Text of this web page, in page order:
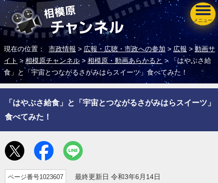
メニュー
現在の位置： 市政情報 >広報・広聴・市政への参加 >広報 >動画サ
イト>相模原チャンネル > 相模原・動画あらかると > 「はやぶさ給
食」と「宇宙とつながるさがみはらスイーツ」食べてみた！
「はやぶさ給食」と「宇宙とつながるさがみはらスイーツ」
食べてみた！
ページ番号1023607 最終更新日 令和3年6月14日